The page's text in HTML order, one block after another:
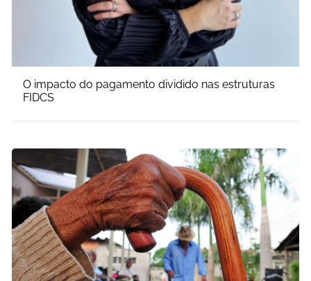
O impacto do pagamento dividido nas estruturas
FIDCS